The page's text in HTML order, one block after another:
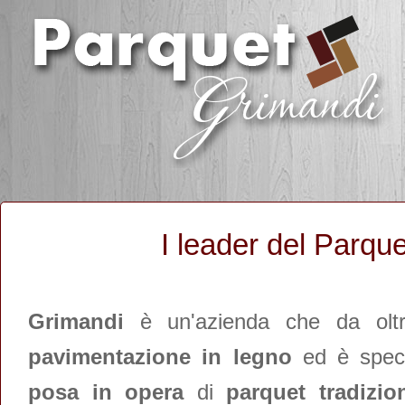
I leader del
Grimandi è un'azienda che da
pavimentazione in legno ed è
posa in operadi parquet